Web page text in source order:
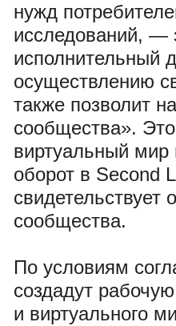
нужд
исследований, —
исполнительный
осуществлению
также позволит
сообщества».
виртуальный мир
оборот в Second
свидетельствует
сообщества.
По условиям
создадут
и виртуального